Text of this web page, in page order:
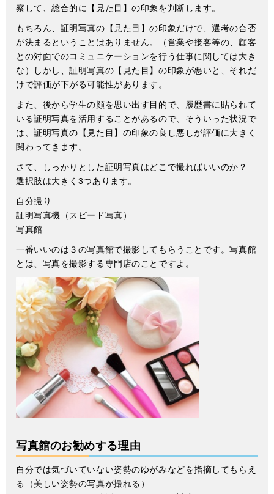
察して、総合的に【見た目】の印象を判断します。
もちろん、証明写真の【見た目】の印象だけで、選考の合否
が決まるということはありません。（営業や接客等の、顧客
との対面でのコミュニケーションを行う仕事に関しては大き
な）しかし、証明写真の【見た目】の印象が悪いと、それだ
けで評価が下がる可能性があります。
また、後から学生の顔を思い出す目的で、履歴書に貼られて
いる証明写真を活用することがあるので、そういった状況で
は、証明写真の【見た目】の印象の良し悪しが評価に大きく
関わってきます。
さて、しっかりとした証明写真はどこで撮ればいいのか？
選択肢は大きく3つあります。
自分撮り
証明写真機（スピード写真）
写真館
一番いいのは３の写真館で撮影してもらうことです。写真館
とは、写真を撮影する専門店のことですよ。
写真館のお勧めする理由
自分では気づいていない姿勢のゆがみなどを指摘してもらえ
る（美しい姿勢の写真が撮れる）